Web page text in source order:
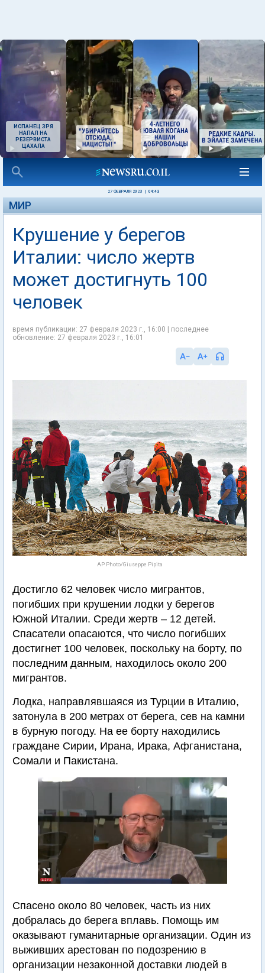
ИСПАНЕЦ ЗРЯ
НАПАЛ НА
РЕЗЕРВИСТА
ЦАХАЛА
27 ФЕВРАЛЯ 2023 04:43
МИР
Крушение у берегов
Италии: число жертв
может достигнуть 100
человек
время публикации: 27 февраля 2023 г., 16:00 | последнее
обновление: 27 февраля 2023 г., 16:01
AP Photo/Giuseppe Pipita
Достигло 62 человек число мигрантов,
погибших при крушении лодки у берегов
Южной Италии. Среди жертв – 12 детей.
Спасатели опасаются, что число погибших
достигнет 100 человек, поскольку на борту, по
последним данным, находилось около 200
мигрантов.
Лодка, направлявшаяся из Турции в Италию,
затонула в 200 метрах от берега, сев на камни
в бурную погоду. На ее борту находились
граждане Сирии, Ирана, Ирака, Афганистана,
Сомали и Пакистана.
Спасено около 80 человек, часть из них
добралась до берега вплавь. Помощь им
оказывают гуманитарные организации. Один из
выживших арестован по подозрению в
организации незаконной доставки людей в